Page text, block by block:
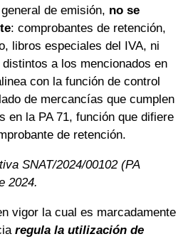
de emisión, no se
: comprobantes de retención,
libros especiales del IVA, ni
a los mencionados en
con la función de control
de mercancías que cumplen
en la PA 71, función que difiere
de retención.
SNAT/2024/00102 (PA
2024.
vigor la cual es marcadamente
regula la utilización de